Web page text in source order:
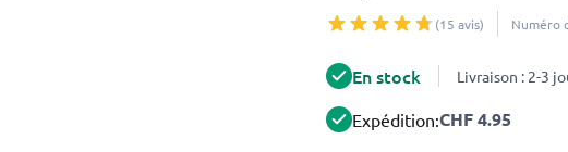
(15 avis) Numéro
En stock Livraison : 2-3
Expédition:CHF 4.95